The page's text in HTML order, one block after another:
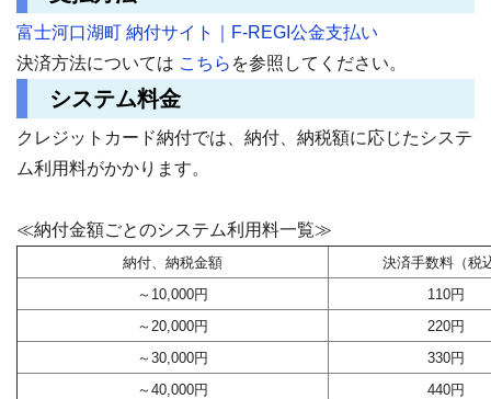
富士河口湖町 納付サイト｜F-REGI公金支払い
決済方法については こちら を参照してください。
システム料金
クレジットカード納付では、納付、納税額に応じたシステ
ム利用料がかかります。
≪納付金額ごとのシステム利用料一覧≫
納付、納税金額
決済手数料（税
～10,000円
110円
～20,000円
220円
～30,000円
330円
～40,000円
440円